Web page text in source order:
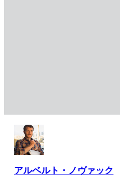
アルベルト・ノヴァック